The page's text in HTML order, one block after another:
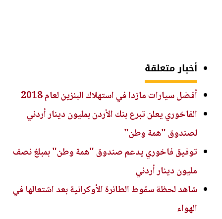
أخبار متعلقة
أفضل سيارات مازدا في استهلاك البنزين لعام 2018
الفاخوري يعلن تبرع بنك الأردن بمليون دينار أردني
لصندوق "همة وطن"
توفيق فاخوري يدعم صندوق "همة وطن" بمبلغ نصف
مليون دينار أردني
شاهد لحظة سقوط الطائرة الأوكرانية بعد اشتعالها في
الهواء